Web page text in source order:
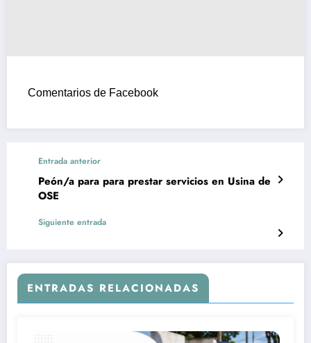
Comentarios de Facebook
Entrada anterior
Peón/a para para prestar servicios en Usina de
OSE
Siguiente entrada
ENTRADAS RELACIONADAS